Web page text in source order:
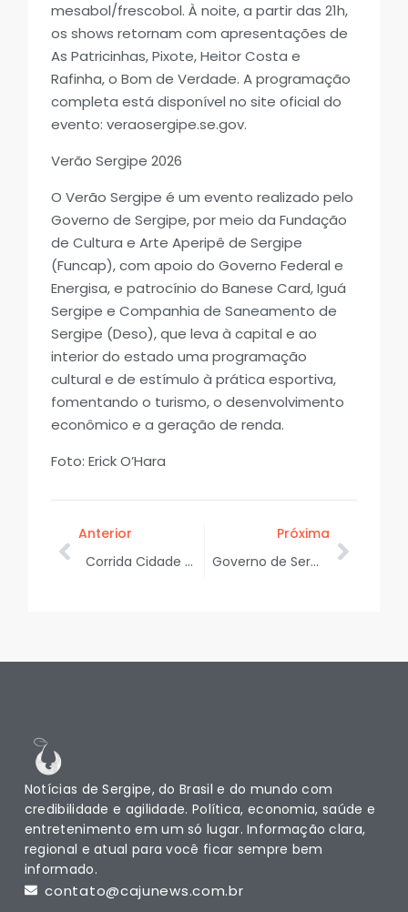
mesabol/frescobol. À noite, a partir das 21h,
os shows retornam com apresentações de
As Patricinhas, Pixote, Heitor Costa e
Rafinha, o Bom de Verdade. A programação
completa está disponível no site oficial do
evento: veraosergipe.se.gov.
Verão Sergipe 2026
O Verão Sergipe é um evento realizado pelo
Governo de Sergipe, por meio da Fundação
de Cultura e Arte Aperipê de Sergipe
(Funcap), com apoio do Governo Federal e
Energisa, e patrocínio do Banese Card, Iguá
Sergipe e Companhia de Saneamento de
Sergipe (Deso), que leva à capital e ao
interior do estado uma programação
cultural e de estímulo à prática esportiva,
fomentando o turismo, o desenvolvimento
econômico e a geração de renda.
Foto: Erick O’Hara
Anterior
Corrida Cidade de Aracaju: quenianos fazem treino de aclimatação no Parque da Sementeira
Próxima
Governo de Sergipe e Petrobras assinam protocolo de intenções para venda antecipada de gás do Seap
Notícias de Sergipe, do Brasil e do mundo com
credibilidade e agilidade. Política, economia, saúde e
entretenimento em um só lugar. Informação clara,
regional e atual para você ficar sempre bem
informado.
contato@cajunews.com.br